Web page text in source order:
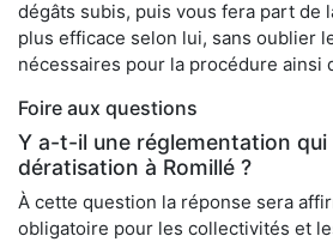
dégâts subis, puis vous fera part de
plus efficace selon lui, sans oublier
nécessaires pour la procédure ainsi
Foire aux questions
Y a-t-il une réglementation qui
dératisation à Romillé ?
À cette question la réponse sera
obligatoire pour les collectivités et